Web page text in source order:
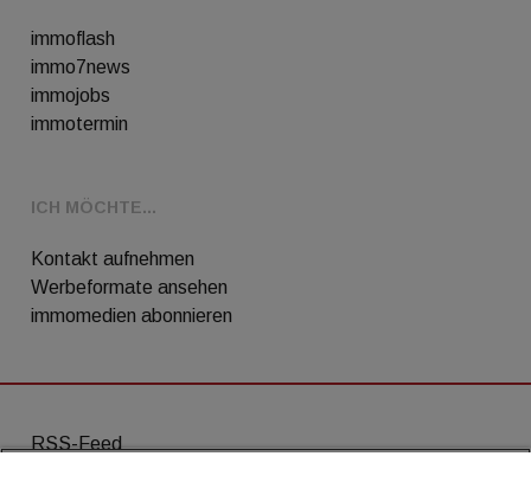
immoflash
immo7news
immojobs
immotermin
ICH MÖCHTE...
Kontakt aufnehmen
Werbeformate ansehen
immomedien abonnieren
RSS-Feed